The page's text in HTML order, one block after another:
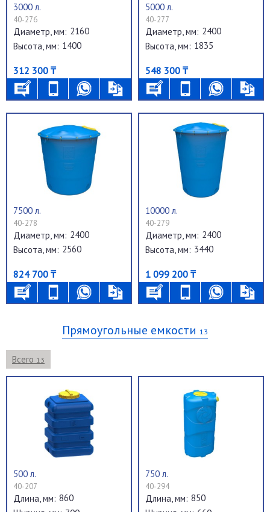
3000 л.
40-276
Диаметр, мм: 2160
Высота, мм: 1400
312 300 ₸
5000 л.
40-277
Диаметр, мм: 2400
Высота, мм: 1835
548 300 ₸
7500 л.
40-278
Диаметр, мм: 2400
Высота, мм: 2560
824 700 ₸
10000 л.
40-279
Диаметр, мм: 2400
Высота, мм: 3440
1 099 200 ₸
Прямоугольные емкости 13
Всего 13
500 л.
40-207
Длина, мм: 860
750 л.
40-294
Длина, мм: 850